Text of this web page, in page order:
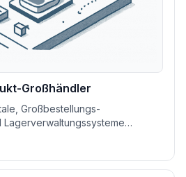
Großhändler
Großbestellungs-
bei der Skalierung
Betreuung wichtiger